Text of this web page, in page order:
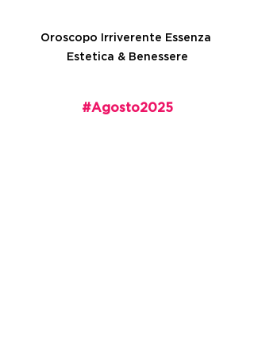
Oroscopo Irriverente Essenza
Estetica & Benessere
#Agosto2025